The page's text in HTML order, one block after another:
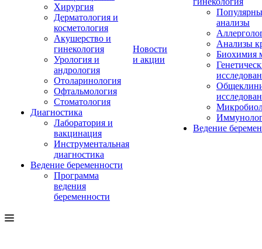
Хирургия
Дерматология и
косметология
Акушерство и
гинекология
Урология и
андрология
Отоларинология
Офтальмология
Стоматология
Диагностика
Лаборатория и
вакцинация
Инструментальная
диагностика
Ведение беременности
Программа
ведения
беременности
Новости
и акции
анализы
Анализы
Биохимия
Ведение